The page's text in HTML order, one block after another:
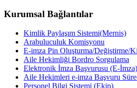
Kurumsal Bağlantılar
Kimlik Paylaşım Sistemi(Mernis)
Arabuluculuk Komisyonu
E-imza Pin Oluşturma/Değiştirme/
Aile Hekimliği Bordro Sorgulama
Elektronik İmza Başvurusu (E-İmza)
Aile Hekimleri e-imza Başvuru
Personel Bilgi Sistemi (Ekip)